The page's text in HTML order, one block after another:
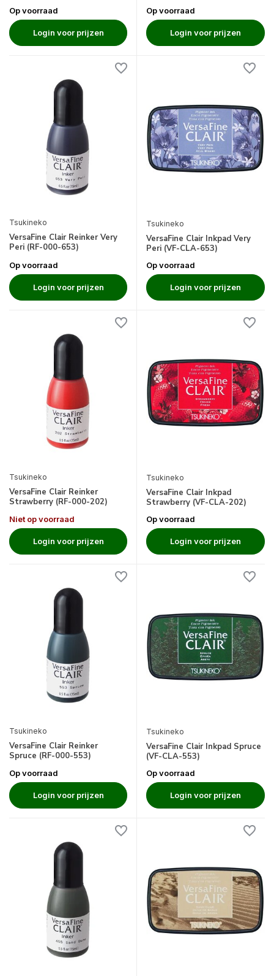
Op voorraad
Login voor prijzen
Op voorraad
Login voor prijzen
Tsukineko
VersaFine Clair Reinker Very
Peri (RF-000-653)
Op voorraad
Login voor prijzen
Tsukineko
VersaFine Clair Inkpad Very
Peri (VF-CLA-653)
Op voorraad
Login voor prijzen
Tsukineko
VersaFine Clair Reinker
Strawberry (RF-000-202)
Niet op voorraad
Login voor prijzen
Tsukineko
VersaFine Clair Inkpad
Strawberry (VF-CLA-202)
Op voorraad
Login voor prijzen
Tsukineko
VersaFine Clair Reinker
Spruce (RF-000-553)
Op voorraad
Login voor prijzen
Tsukineko
VersaFine Clair Inkpad Spruce
(VF-CLA-553)
Op voorraad
Login voor prijzen